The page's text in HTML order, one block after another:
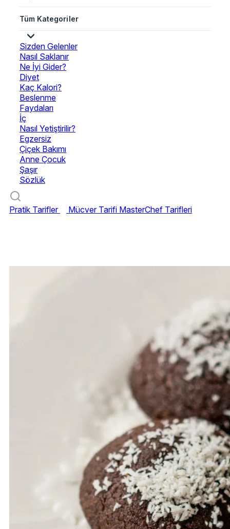
Tüm Kategoriler
Sizden Gelenler
Nasıl Saklanır
Ne İyi Gider?
Diyet
Kaç Kalori?
Beslenme
Faydaları
İç
Nasıl Yetiştirilir?
Egzersiz
Çiçek Bakımı
Anne Çocuk
Şaşır
Sözlük
Pratik Tarifler Mücver Tarifi MasterChef Tarifleri